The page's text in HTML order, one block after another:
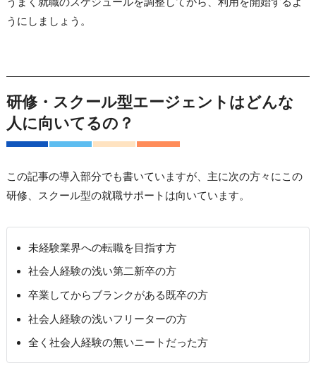
うにしましょう。
研修・スクール型エージェントはどんな
人に向いてるの？
この記事の導入部分でも書いていますが、主に次の方々にこの
研修、スクール型の就職サポートは向いています。
未経験業界への転職を目指す方
社会人経験の浅い第二新卒の方
卒業してからブランクがある既卒の方
社会人経験の浅いフリーターの方
全く社会人経験の無いニートだった方